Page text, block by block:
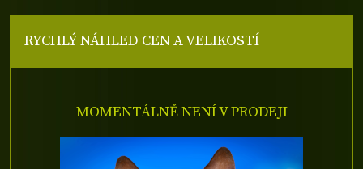
RYCHLÝ NÁHLED CEN A VELIKOSTÍ
MOMENTÁLNĚ NENÍ V PRODEJI